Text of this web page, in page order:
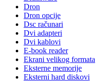
Dron
Dron opcije
Dsc računari
Dvi adapteri
Dvi kablovi
E-book reader
Ekrani velikog formata
Eksterne memorije
Eksterni hard diskovi